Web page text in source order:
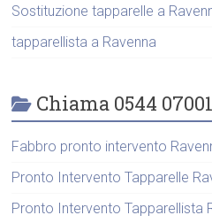
Sostituzione tapparelle a
tapparellista a Ravenna
Chiama 0544
Fabbro pronto intervento
Pronto Intervento Tapparelle
Pronto Intervento Tapparellista